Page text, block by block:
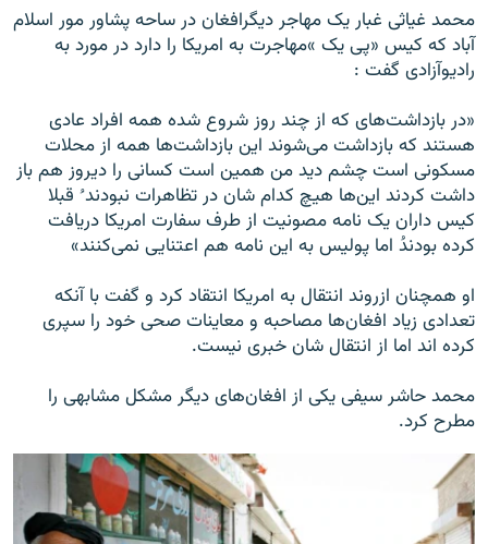
محمد غیاثی غبار یک مهاجر دیگرافغان در ساحه پشاور مور اسلام
آباد که کیس «پی یک »مهاجرت به امریکا را دارد در مورد به
رادیوآزادی گفت :
«در بازداشت‌های که از چند روز شروع شده همه افراد عادی
هستند که بازداشت می‌شوند این بازداشت‌ها همه از محلات
مسکونی است چشم دید من همین است کسانی را دیروز هم باز
داشت کردند این‌ها هیچ کدام شان در تظاهرات نبودند ُ قبلا
کیس داران یک نامه مصونیت از طرف سفارت امریکا دریافت
کرده بودندُ اما پولیس به این نامه هم اعتنایی نمی‌کنند»
او همچنان ازروند انتقال به امریکا انتقاد کرد و گفت با آنکه
تعدادی زیاد افغان‌ها مصاحبه و معاینات صحی خود را سپری
کرده اند اما از انتقال شان خبری نیست.
محمد حاشر سیفی یکی از افغان‌های دیگر مشکل مشابهی را
مطرح کرد.